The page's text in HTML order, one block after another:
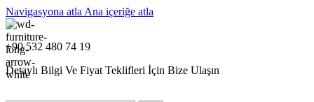
Navigasyona atla Ana içeriğe atla
+90 532 480 74 19
Detaylı Bilgi Ve Fiyat Teklifleri İçin Bize Ulaşın